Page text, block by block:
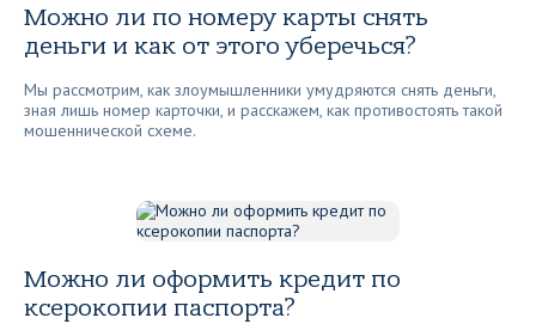
Можно ли по номеру карты снять
деньги и как от этого уберечься?
Мы рассмотрим, как злоумышленники умудряются снять деньги,
зная лишь номер карточки, и расскажем, как противостоять такой
мошеннической схеме.
Можно ли оформить кредит по
ксерокопии паспорта?